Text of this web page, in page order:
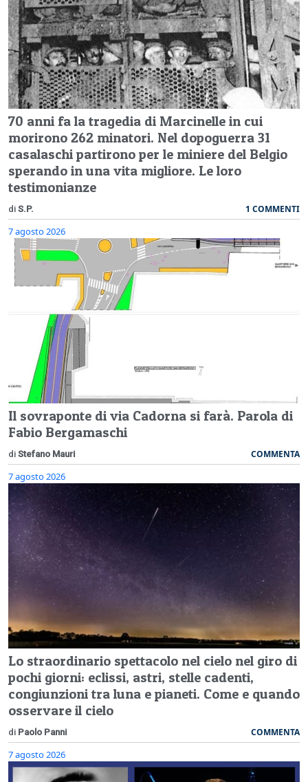
70 anni fa la tragedia di Marcinelle in cui
morirono 262 minatori. Nel dopoguerra 31
casalaschi partirono per le miniere del Belgio
sperando in una vita migliore. Le loro
testimonianze
di S.P. 1 COMMENTI
7 agosto 2026
Il sovraponte di via Cadorna si farà. Parola di
Fabio Bergamaschi
di Stefano Mauri COMMENTA
7 agosto 2026
Lo straordinario spettacolo nel cielo nel giro di
pochi giorni: eclissi, astri, stelle cadenti,
congiunzioni tra luna e pianeti. Come e quando
osservare il cielo
di Paolo Panni COMMENTA
7 agosto 2026